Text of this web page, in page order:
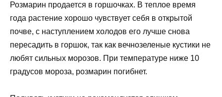
Розмарин продается в горшочках. В теплое время
года растение хорошо чувствует себя в открытой
почве, с наступлением холодов его лучше снова
пересадить в горшок, так как вечнозеленые кустики не
любят сильных морозов. При температуре ниже 10
градусов мороза, розмарин погибнет.